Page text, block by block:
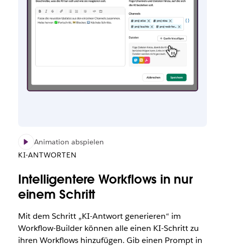
Animation abspielen
KI-ANTWORTEN
Intelligentere Workflows in nur
einem Schritt
Mit dem Schritt „KI-Antwort generieren“ im
Workflow-Builder können alle einen KI-Schritt zu
ihren Workflows hinzufügen. Gib einen Prompt in